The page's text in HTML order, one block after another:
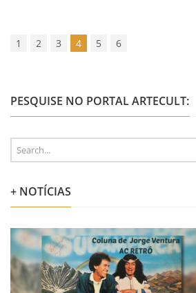
1 2 3 4 5 6
PESQUISE NO PORTAL ARTECULT:
+ NOTÍCIAS